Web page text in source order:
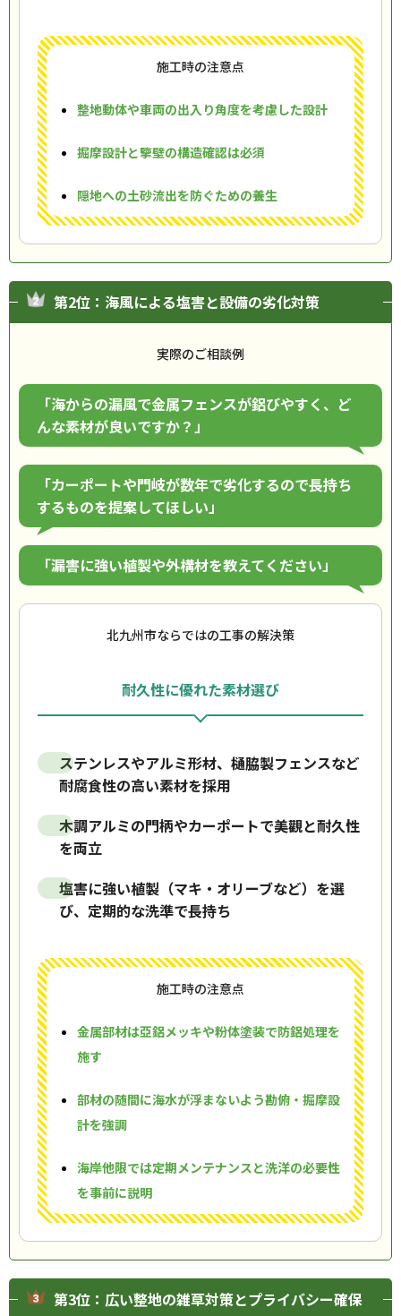
施工時の注意点
整地動体や車両の出入り角度を考慮した設計
掘摩設計と擥壁の構造確認は必須
隠地への土砂流出を防ぐための養生
第2位：海風による塩害と設備の劣化対策
実際のご相談例
「海からの漏風で金属フェンスが鋁びやすく、ど
んな素材が良いですか？」
「カーポートや門岐が数年で劣化するので長持ち
するものを提案してほしい」
「漏害に強い植製や外構材を教えてください」
北九州市ならではの工事の解決策
耐久性に優れた素材選び
ステンレスやアルミ形材、樋脇製フェンスなど
耐腐食性の高い素材を採用
木調アルミの門柄やカーポートで美觀と耐久性
を両立
塩害に強い植製（マキ・オリーブなど）を選
び、定期的な洗準で長持ち
施工時の注意点
金属部材は亞鋁メッキや粉体塗装で防鋁処理を
施す
部材の随間に海水が浮まないよう勘俯・掘摩設
計を強調
海岸他限では定期メンテナンスと洗洋の必要性
を事前に説明
第3位：広い整地の雑草対策とプライバシー確保